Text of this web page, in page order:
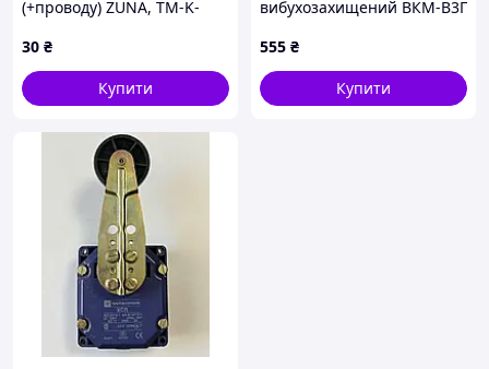
(+проводу) ZUNA, TM-K-
30 ₴
Купити
вибухозахищений ВКМ-В3Г
555 ₴
Купити